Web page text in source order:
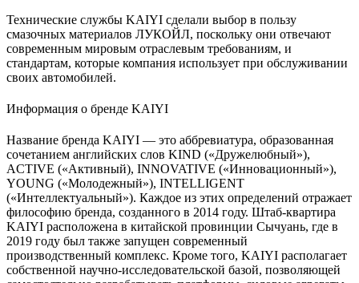
Технические службы KAIYI сделали выбор в пользу
смазочных материалов ЛУКОЙЛ, поскольку они отвечают
современным мировым отраслевым требованиям, и
стандартам, которые компания использует при обслуживании
своих автомобилей.
Информация о бренде KAIYI
Название бренда KAIYI — это аббревиатура, образованная
сочетанием английских слов KIND («Дружелюбный»),
ACTIVE («Активный), INNOVATIVE («Инновационный»),
YOUNG («Молодежный»), INTELLIGENT
(«Интеллектуальный»). Каждое из этих определений отражает
философию бренда, созданного в 2014 году. Штаб-квартира
KAIYI расположена в китайской провинции Сычуань, где в
2019 году был также запущен современный
производственный комплекс. Кроме того, KAIYI располагает
собственной научно-исследовательской базой, позволяющей